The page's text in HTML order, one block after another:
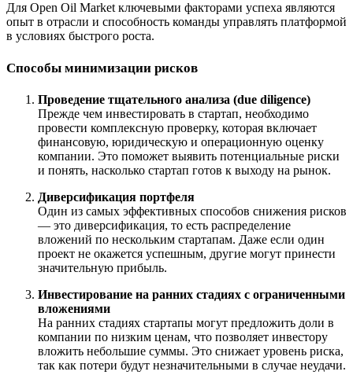
Для Open Oil Market ключевыми факторами успеха являются
опыт в отрасли и способность команды управлять платформой
в условиях быстрого роста.
Способы минимизации рисков
Проведение тщательного анализа (due diligence)
Прежде чем инвестировать в стартап, необходимо
провести комплексную проверку, которая включает
финансовую, юридическую и операционную оценку
компании. Это поможет выявить потенциальные риски
и понять, насколько стартап готов к выходу на рынок.
Диверсификация портфеля
Один из самых эффективных способов снижения рисков
— это диверсификация, то есть распределение
вложений по нескольким стартапам. Даже если один
проект не окажется успешным, другие могут принести
значительную прибыль.
Инвестирование на ранних стадиях с ограниченными
вложениями
На ранних стадиях стартапы могут предложить доли в
компании по низким ценам, что позволяет инвестору
вложить небольшие суммы. Это снижает уровень риска,
так как потери будут незначительными в случае неудачи.